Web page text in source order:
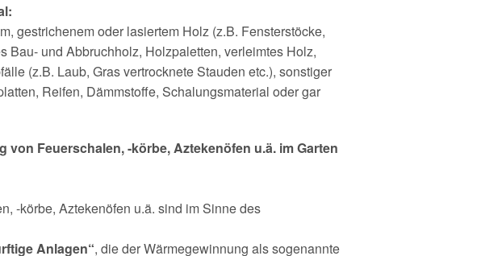
gestrichenem oder lasiertem Holz (z.B. Fensterstöcke,
Bau- und Abbruchholz, Holzpaletten, verleimtes Holz,
(z.B. Laub, Gras vertrocknete Stauden etc.), sonstiger
Reifen, Dämmstoffe, Schalungsmaterial oder gar
von Feuerschalen, -körbe, Aztekenöfen u.ä. im Garten
-körbe, Aztekenöfen u.ä. sind im Sinne des
Anlagen“, die der Wärmegewinnung als sogenannte